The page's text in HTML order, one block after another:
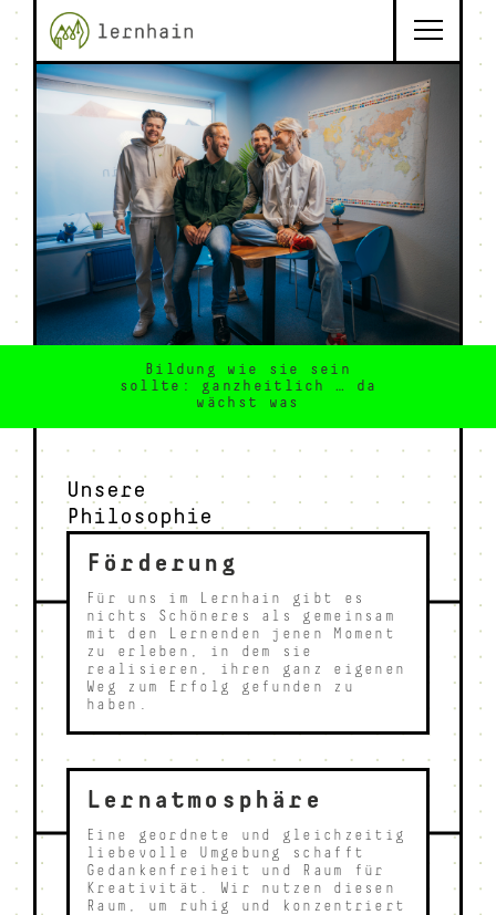
Bildung wie sie sein
sollte: ganzheitlich … da
wächst was
Unsere
Philosophie
Förderung
Für uns im Lernhain gibt es
nichts Schöneres als gemeinsam
mit den Lernenden jenen Moment
zu erleben, in dem sie
realisieren, ihren ganz eigenen
Weg zum Erfolg gefunden zu
haben.
Lernatmosphäre
Eine geordnete und gleichzeitig
liebevolle Umgebung schafft
Gedankenfreiheit und Raum für
Kreativität. Wir nutzen diesen
Raum, um ruhig und konzentriert